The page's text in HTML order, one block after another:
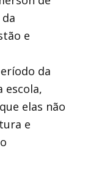
e
da
escola,
elas não
e